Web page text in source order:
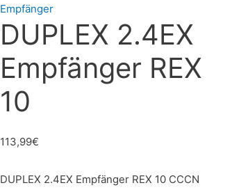
Empfänger
DUPLEX 2.4EX
Empfänger REX
10
113,99€
DUPLEX 2.4EX Empfänger REX 10 CCCN